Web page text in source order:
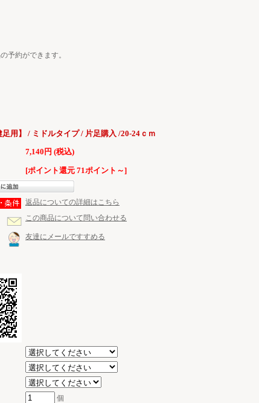
予約ができます。
用】 / ミドルタイプ / 片足購入 /20-24ｃｍ
7,140円 (税込)
[ポイント還元 71ポイント～]
返品についての詳細はこちら
この商品について問い合わせる
友達にメールですすめる
個